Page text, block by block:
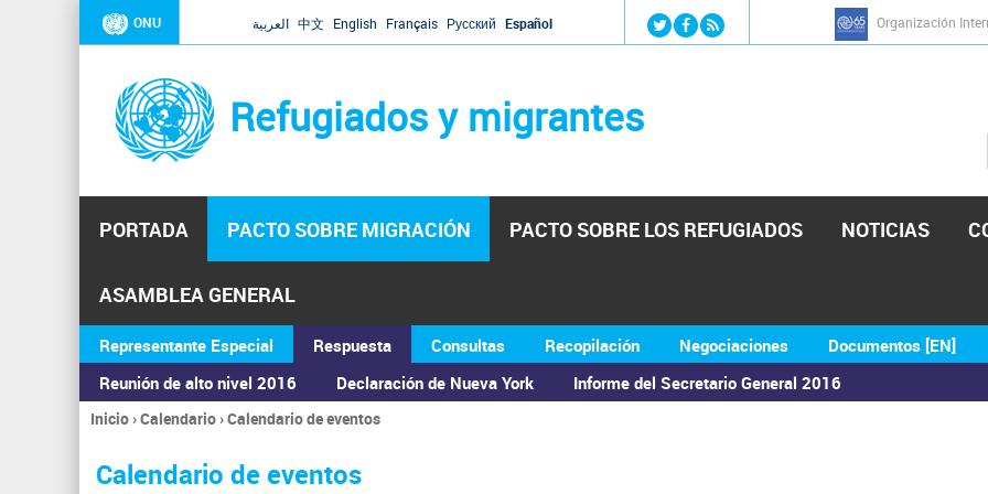
Jump to navigation
ONU العربية 中文 English Français Русский Español Organización
Refugiados y migrantes
PORTADA PACTO SOBRE MIGRACIÓN
Representante Especial
Respuesta
Reunión de alto nivel 2016
Declaración de Nueva York Informe del Secretario General 2016
Consultas Recopilación Negociaciones Documentos [EN]
PACTO SOBRE LOS REFUGIADOS NOTICIAS
ASAMBLEA GENERAL
Se
encuentra
usted
Inicio›Calendario›Calendario de eventos
Calendario de eventos